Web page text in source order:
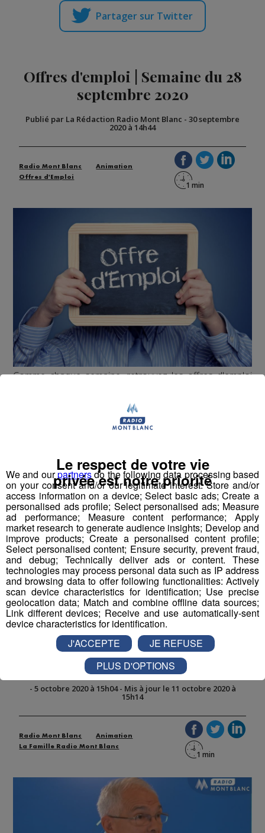
Partager sur Twitter
Offres d'emploi | Semaine du 28
septembre 2020
Publié par La Rédaction Radio Mont Blanc - 30 septembre
2020 à 14h44
Radio Mont Blanc
Animation
Offres d'Emploi
Comme chaque semaine, retrouvez les offres d'emploi
Hôte de caisse (H / F)
Agent des services hospitaliers en SSR (H / F)
Partager sur Facebook
Partager sur Twitter
Sallanches : "Je veux maigrir mais
j'aime manger "
- 5 octobre 2020 à 15h04- Mis à jour le 11 octobre 2020 à
15h14
Radio Mont Blanc
Animation
La Famille Radio Mont Blanc
We and ourpartnersdo the following data processing based
on your consent and/or our legitimate interest: Store and/or
access information on a device; Select basic ads; Create a
personalised ads profile; Select personalised ads; Measure
ad performance; Measure content performance; Apply
market research to generate audience insights; Develop and
improve products; Create a personalised content profile;
Select personalised content; Ensure security, prevent fraud,
and debug; Technically deliver ads or content. These
technologies may process personal data such as IP address
and browsing data to offer following functionalities: Actively
scan device characteristics for identification; Use precise
geolocation data; Match and combine offline data sources;
Link different devices; Receive and use automatically-sent
device characteristics for identification.
Le respect de votre vie
privée est notre priorité
J'ACCEPTE
JE REFUSE
PLUS D'OPTIONS